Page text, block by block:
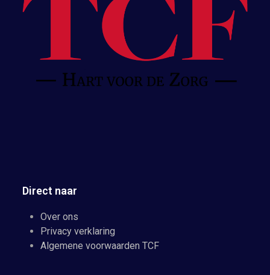
Direct naar
Over ons
Privacy verklaring
Algemene voorwaarden TCF